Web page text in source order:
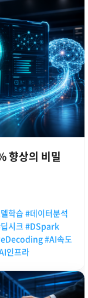
향상의 비밀
학습 #데이터분석
시크 #DSpark
#AI속도
인프라